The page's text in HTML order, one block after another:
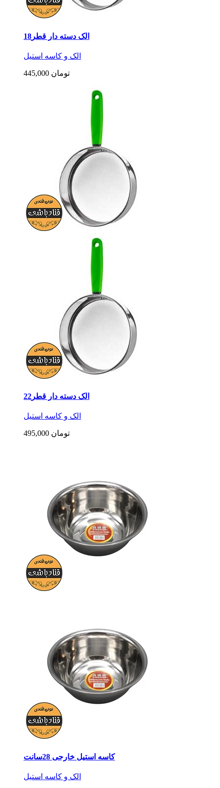
الک دسته دار قطر18
الک و کاسه استیل
445,000 تومان
الک دسته دار قطر22
الک و کاسه استیل
495,000 تومان
کاسه استیل خارجی 28سانت
الک و کاسه استیل